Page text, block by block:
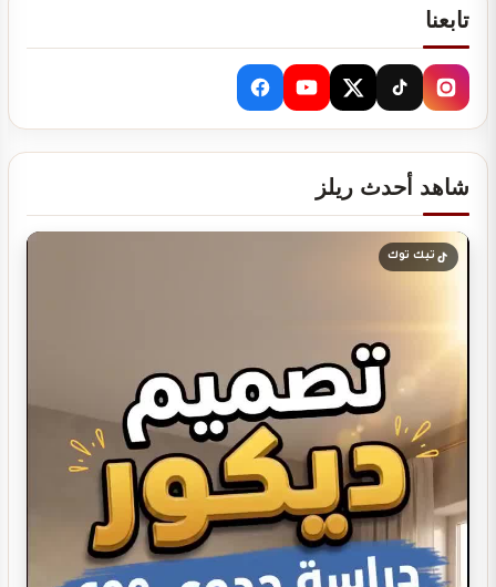
تصميم ديكور نادي رياضي GYM
دراسة جدوى لمشروعك
تصميم ديكور كوفي شوب
تصميم ديكور صيدلية مستلزمات العناية
تابعنا
شاهد أحدث ريلز
تيك توك